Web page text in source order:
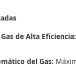
de Alta Eficiencia:
del Gas: